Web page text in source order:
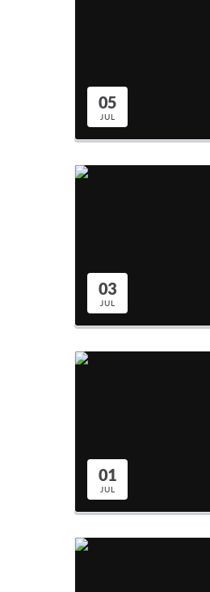
05
JUL
03
JUL
01
JUL